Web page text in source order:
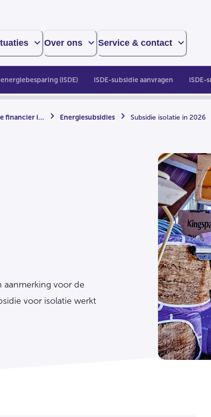
Over ons Service & contact
(ISDE) ISDE-subsidie aanvragen ISDE-
financier i... Energiesubsidies Subsidie isolatie in 2026
aanmerking voor de
voor isolatie werkt